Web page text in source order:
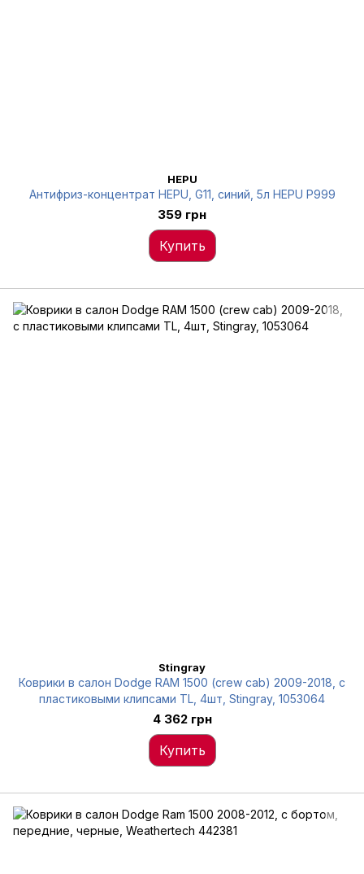
HEPU
Антифриз-концентрат HEPU, G11, синий, 5л HEPU P999
359 грн
Купить
Stingray
Коврики в салон Dodge RAM 1500 (crew cab) 2009-2018, с
пластиковыми клипсами TL, 4шт, Stingray, 1053064
4 362 грн
Купить